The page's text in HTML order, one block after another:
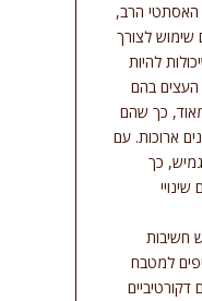
האסתטי הרב,
שימוש לצורך
להיות
העצים בהם
כך שהם
ארוכות. עם
כך
חשיבות
למטבח